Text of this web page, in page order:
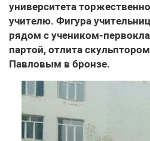
университета
учителю. Фигура
рядом с учеником-
партой, отлита
Павловым в бронзе.